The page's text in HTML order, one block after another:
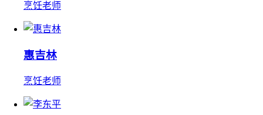
烹饪老师
惠吉林
烹饪老师